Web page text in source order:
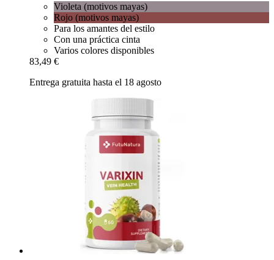
Violeta (motivos mayas)
Rojo (motivos mayas)
Para los amantes del estilo
Con una práctica cinta
Varios colores disponibles
83,49 €
Entrega gratuita hasta el 18 agosto